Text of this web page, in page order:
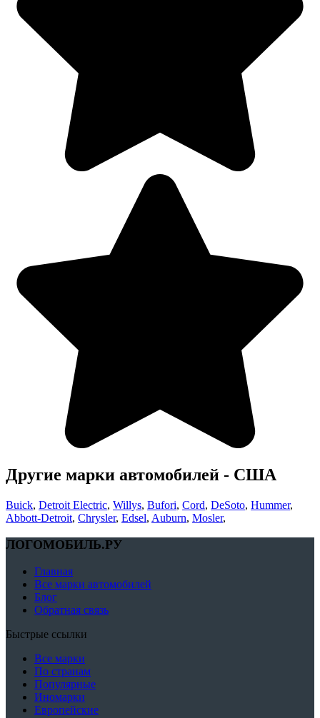
Другие марки автомобилей - США
Buick, Detroit Electric, Willys, Bufori, Cord, DeSoto, Hummer,
Abbott-Detroit, Chrysler, Edsel, Auburn, Mosler,
ЛОГОМОБИЛЬ.РУ
Главная
Все марки автомобилей
Блог
Обратная связь
Быстрые ссылки
Все марки
По странам
Популярные
Иномарки
Европейские